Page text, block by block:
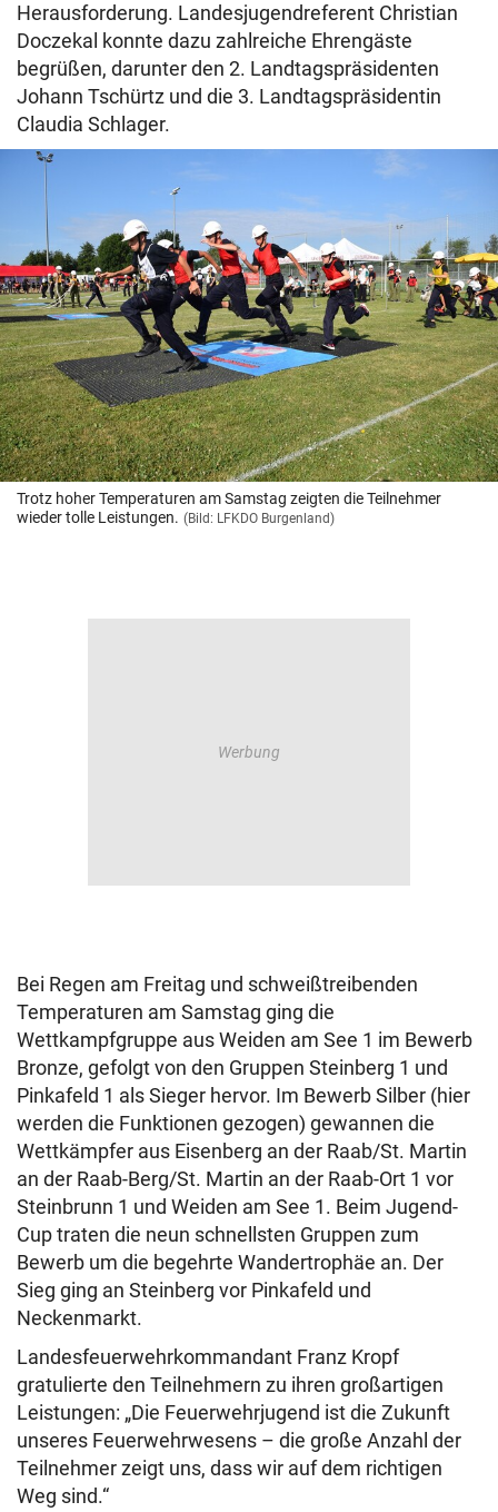
Herausforderung. Landesjugendreferent Christian
Doczekal konnte dazu zahlreiche Ehrengäste
begrüßen, darunter den 2. Landtagspräsidenten
Johann Tschürtz und die 3. Landtagspräsidentin
Claudia Schlager.
Trotz hoher Temperaturen am Samstag zeigten die Teilnehmer
wieder tolle Leistungen. (Bild: LFKDO Burgenland)
Bei Regen am Freitag und schweißtreibenden
Temperaturen am Samstag ging die
Wettkampfgruppe aus Weiden am See 1 im Bewerb
Bronze, gefolgt von den Gruppen Steinberg 1 und
Pinkafeld 1 als Sieger hervor. Im Bewerb Silber (hier
werden die Funktionen gezogen) gewannen die
Wettkämpfer aus Eisenberg an der Raab/St. Martin
an der Raab-Berg/St. Martin an der Raab-Ort 1 vor
Steinbrunn 1 und Weiden am See 1. Beim Jugend-
Cup traten die neun schnellsten Gruppen zum
Bewerb um die begehrte Wandertrophäe an. Der
Sieg ging an Steinberg vor Pinkafeld und
Neckenmarkt.
Landesfeuerwehrkommandant Franz Kropf
gratulierte den Teilnehmern zu ihren großartigen
Leistungen: „Die Feuerwehrjugend ist die Zukunft
unseres Feuerwehrwesens – die große Anzahl der
Teilnehmer zeigt uns, dass wir auf dem richtigen
Weg sind.“